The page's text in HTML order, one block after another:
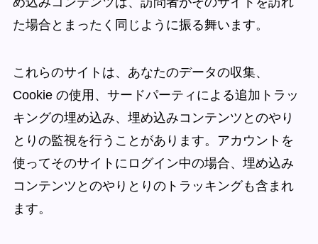
た場合とまったく同じように振る舞います。
これらのサイトは、あなたのデータの収集、
Cookie の使用、サードパーティによる追加トラッ
キングの埋め込み、埋め込みコンテンツとのやり
とりの監視を行うことがあります。アカウントを
使ってそのサイトにログイン中の場合、埋め込み
コンテンツとのやりとりのトラッキングも含まれ
ます。